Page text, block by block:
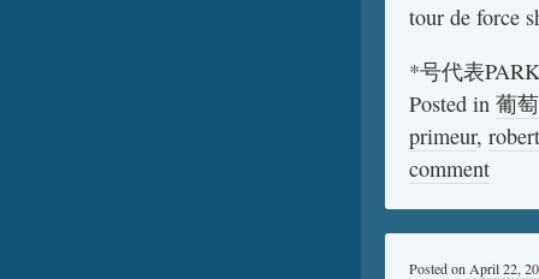
tour de force
*号代表
Posted in 葡
primeur,
comment
Posted on April 22,